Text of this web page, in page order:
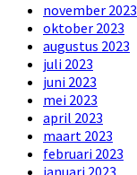
november 2023
oktober 2023
augustus 2023
juli 2023
juni 2023
mei 2023
april 2023
maart 2023
februari 2023